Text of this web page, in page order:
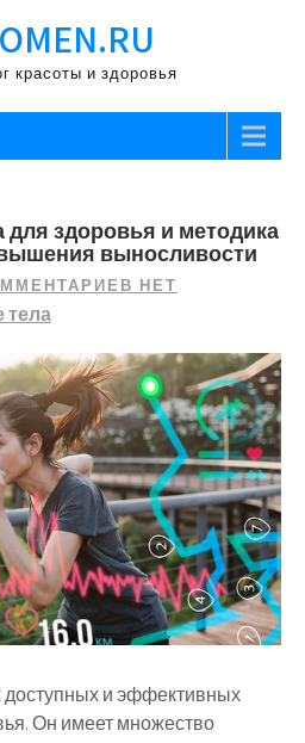
красоты и здоровья
здоровья и методика
выносливости
НЕТ
тела
доступных и эффективных
Он имеет множество